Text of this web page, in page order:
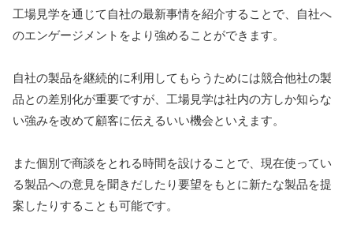
工場見学を通じて自社の最新事情を紹介することで、自社へ
のエンゲージメントをより強めることができます。
自社の製品を継続的に利用してもらうためには競合他社の製
品との差別化が重要ですが、工場見学は社内の方しか知らな
い強みを改めて顧客に伝えるいい機会といえます。
また個別で商談をとれる時間を設けることで、現在使ってい
る製品への意見を聞きだしたり要望をもとに新たな製品を提
案したりすることも可能です。